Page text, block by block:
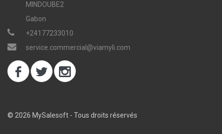
MINDOUBE2
Gabon
+24177233010
service.commercial@viamyli.com
© 2026 MySalesoft - Tous droits réservés